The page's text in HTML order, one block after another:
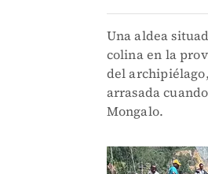
Una aldea
colina en la
del
arrasada
Mongalo.